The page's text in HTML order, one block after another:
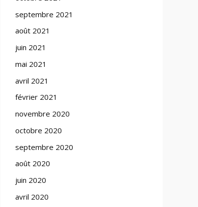
septembre 2021
août 2021
juin 2021
mai 2021
avril 2021
février 2021
novembre 2020
octobre 2020
septembre 2020
août 2020
juin 2020
avril 2020